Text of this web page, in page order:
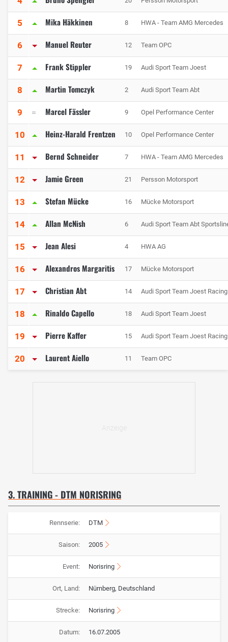
5 Mika Häkkinen 8 HWA - Team AMG Mercedes
6 Manuel Reuter 12 Team OPC
7 Frank Stippler 19 Audi Sport Team Joest
8 Martin Tomczyk 2 Audi Sport Team Abt
9 Marcel Fässler 9 Opel Performance Center
10 Heinz-Harald Frentzen 10 Opel Performance Center
11 Bernd Schneider 7 HWA - Team AMG Mercedes
12 Jamie Green 21 Persson Motorsport
13 Stefan Mücke 16 Mücke Motorsport
14 Allan McNish 6 Audi Sport Team Abt
15 Jean Alesi 4 HWA AG
16 Alexandros Margaritis 17 Mücke Motorsport
17 Christian Abt 14 Audi Sport Team Joest Racing
18 Rinaldo Capello 18 Audi Sport Team Joest
19 Pierre Kaffer 15 Audi Sport Team Joest Racing
20 Laurent Aiello 11 Team OPC
3. TRAINING - DTM NORISRING
Rennserie: DTM
Saison: 2005
Event: Norisring
Ort, Land: Nürnberg, Deutschland
Strecke: Norisring
Datum: 16.07.2005